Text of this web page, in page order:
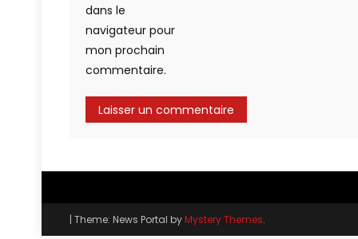
dans le
navigateur pour
mon prochain
commentaire.
| Theme: News Portal byMystery Themes.